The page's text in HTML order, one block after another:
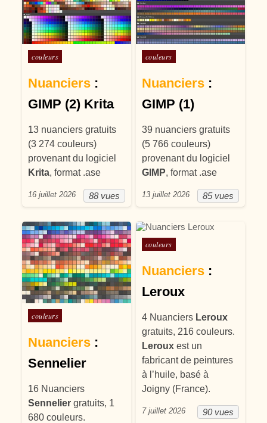
Posté dans
couleurs
Nuanciers :
GIMP (2) Krita
13 nuanciers gratuits
(3 274 couleurs)
provenant du logiciel
Krita, format .ase
88 vues
16 juillet 2026
Posté dans
couleurs
Nuanciers:
GIMP (1)
39 nuanciers gratuits
(5 766 couleurs)
provenant du logiciel
GIMP, format .ase
85 vues
13 juillet 2026
Posté dans
couleurs
Nuanciers :
Sennelier
16 Nuanciers
Sennelier gratuits, 1
680 couleurs.
Posté dans
couleurs
Nuanciers:
Leroux
4 Nuanciers Leroux
gratuits, 216 couleurs.
Lerouxest un
fabricant de peintures
à l’huile, basé à
Joigny (France).
90 vues
7 juillet 2026